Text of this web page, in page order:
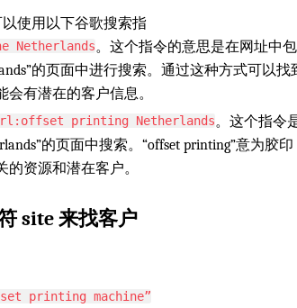
使用以下谷歌搜索指
Netherlands。这个指令的意思是在网址中
的页面中进行搜索。通过这种方式可以找
有潜在的客户信息。
printing Netherlands。这个指令
的页面中搜索。“offset printing”意为胶印
资源和潜在客户。
site 来找客户
printing machine”